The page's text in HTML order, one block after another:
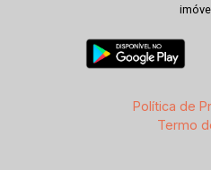
Política de
Termo